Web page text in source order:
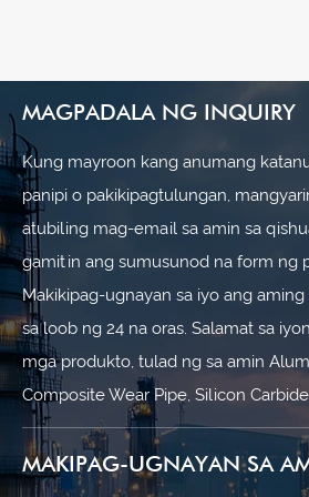
MAGPADALA NG INQUIRY
Kung mayroon kang anumang
panipi o pakikipagtulungan,
atubiling mag-email sa amin sa
gamitin ang sumusunod na form ng
Makikipag-ugnayan sa iyo ang
sa loob ng 24 na oras. Salamat sa
mga produkto, tulad ng sa amin
Composite Wear Pipe, Silicon
MAKIPAG-UGNAYAN SA